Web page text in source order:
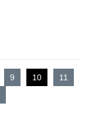
9 10
11